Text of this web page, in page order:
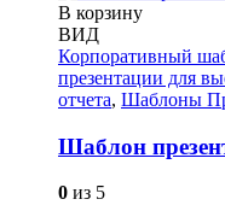
В корзину
ВИД
Корпоративный
презентации для
отчета, Шаблоны
Шаблон
0 из 5